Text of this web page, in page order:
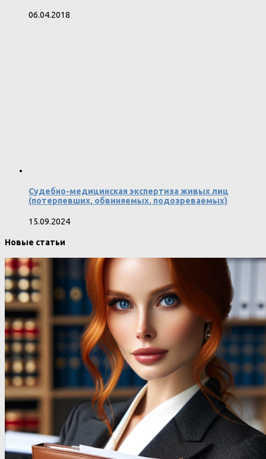
06.04.2018
Судебно-медицинская экспертиза живых лиц
(потерпевших, обвиняемых, подозреваемых)
15.09.2024
Новые статьи